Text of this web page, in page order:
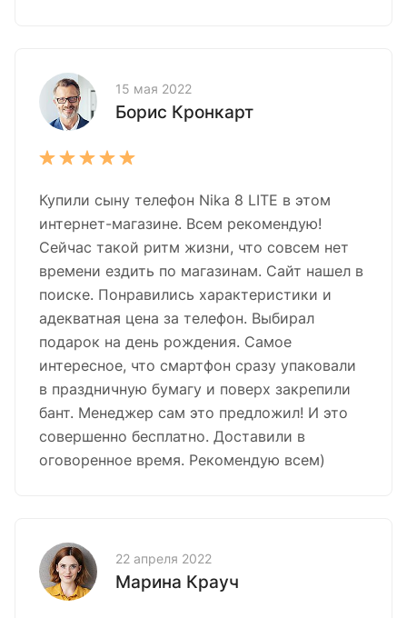
15 мая 2022
Борис Кронкарт
Купили сыну телефон Nika 8 LITE в этом
интернет-магазине. Всем рекомендую!
Сейчас такой ритм жизни, что совсем нет
времени ездить по магазинам. Сайт нашел в
поиске. Понравились характеристики и
адекватная цена за телефон. Выбирал
подарок на день рождения. Самое
интересное, что смартфон сразу упаковали
в праздничную бумагу и поверх закрепили
бант. Менеджер сам это предложил! И это
совершенно бесплатно. Доставили в
оговоренное время. Рекомендую всем)
22 апреля 2022
Марина Крауч